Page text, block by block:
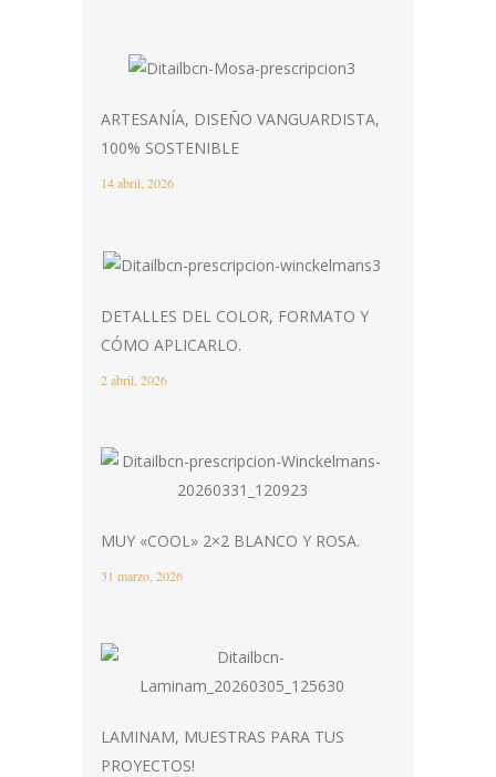
ARTESANÍA, DISEÑO VANGUARDISTA,
100% SOSTENIBLE
14 abril, 2026
DETALLES DEL COLOR, FORMATO Y
CÓMO APLICARLO.
2 abril, 2026
MUY «COOL» 2×2 BLANCO Y ROSA.
31 marzo, 2026
LAMINAM, MUESTRAS PARA TUS
PROYECTOS!